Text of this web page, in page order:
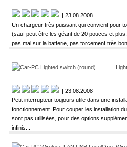
| 23.08.2008
Un chargeur très puissant qui convient pour
(sauf peut être les géant de 20 pouces et
pas mal sur la batterie, pas forcement très
| 23.08.2008
Petit interrupteur toujours utile dans une
fonctionnement. Pour couper les installation
sont pas utilisées, pour des options
infinis...